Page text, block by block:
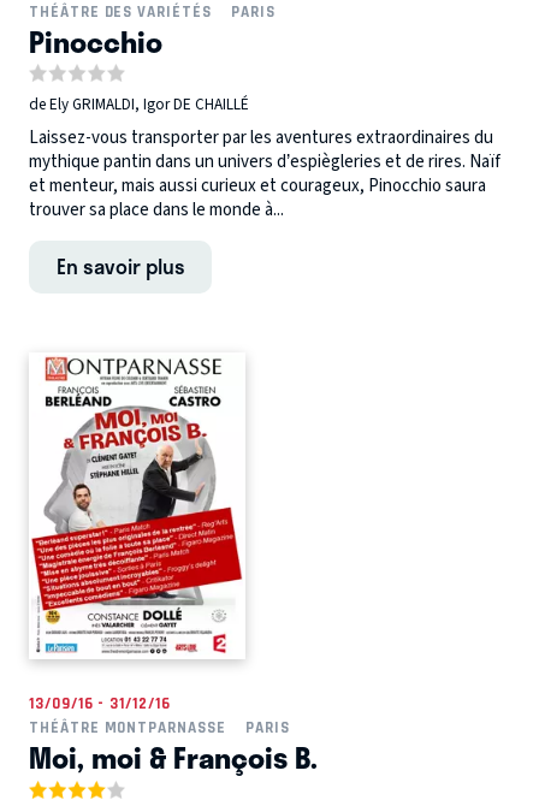
THÉÂTRE DES VARIÉTÉS
PARIS
Pinocchio
de Ely GRIMALDI, Igor DE CHAILLÉ
Laissez-vous transporter par les aventures extraordinaires du
mythique pantin dans un univers d’espiègleries et de rires. Naïf
et menteur, mais aussi curieux et courageux, Pinocchio saura
trouver sa place dans le monde à...
En savoir plus
13/09/16 - 31/12/16
THÉÂTRE MONTPARNASSE
PARIS
Moi, moi & François B.